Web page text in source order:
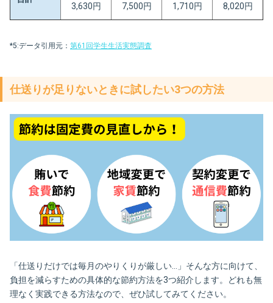
3,630円
7,500円
1,710円
8,020円
*5:データ引用元： 第61回学生生活実態調査
仕送りが足りないときに試したい3つの方法
「仕送りだけでは毎月のやりくりが厳しい…」そんな方に向けて、
負担を減らすための具体的な節約方法を3つ紹介します。どれも無
理なく実践できる方法なので、ぜひ試してみてください。